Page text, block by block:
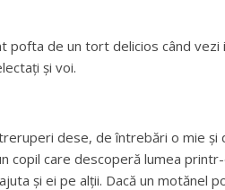
pofta de un tort delicios când
și voi.
dese, de întrebări o mie și
copil care descoperă lumea
și ei pe alții. Dacă un motănel